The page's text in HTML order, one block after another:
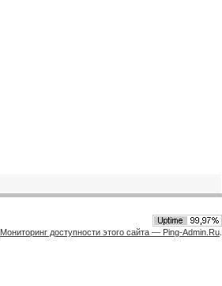
Мониторинг доступности этого сайта — Ping-Admin.Ru